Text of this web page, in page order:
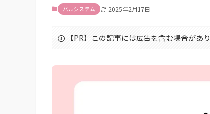
パルシステム 2025年2月17日
【PR】この記事には広告を含む場合があり